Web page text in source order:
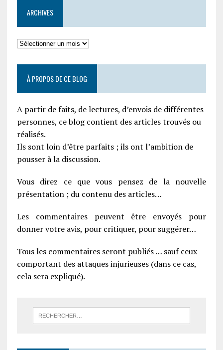
ARCHIVES
À PROPOS DE CE BLOG
A partir de faits, de lectures, d’envois de différentes
personnes, ce blog contient des articles trouvés ou
réalisés.
Ils sont loin d’être parfaits ; ils ont l’ambition de
pousser à la discussion.
Vous direz ce que vous pensez de la nouvelle
présentation ; du contenu des articles…
Les commentaires peuvent être envoyés pour
donner votre avis, pour critiquer, pour suggérer…
Tous les commentaires seront publiés … sauf ceux
comportant des attaques injurieuses (dans ce cas,
cela sera expliqué).